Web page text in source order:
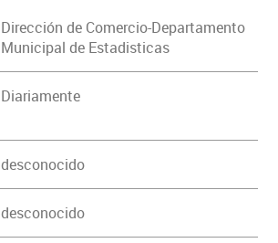
Dirección de Comercio-Departamento
Municipal de Estadisticas
Diariamente
desconocido
desconocido